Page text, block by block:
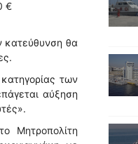
€
κατεύθυνση θα
των
αύξηση
Μητροπολίτη